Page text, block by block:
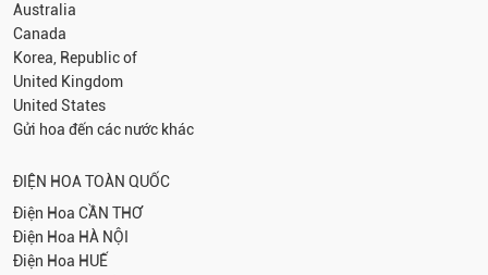
Australia
Canada
Korea, Republic of
United Kingdom
United States
Gửi hoa đến các nước khác
ĐIỆN HOA TOÀN QUỐC
Điện Hoa CẦN THƠ
Điện Hoa HÀ NỘI
Điện Hoa HUẾ